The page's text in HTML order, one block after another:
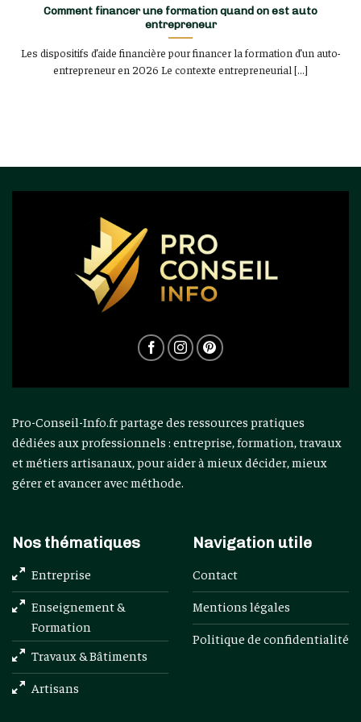
Comment financer une formation quand on est auto
entrepreneur
Les dispositifs d’aide financière pour financer la formation d’un auto-
entrepreneur en 2026 Le contexte entrepreneurial [...]
Pro-Conseil-Info.fr partage des ressources pratiques
dédiées aux professionnels : entreprise, formation, travaux
et métiers artisanaux, pour aider à mieux décider, mieux
gérer et avancer avec méthode.
Nos thématiques
Entreprise
Enseignement &
Formation
Travaux & Bâtiments
Artisans
Navigation utile
Contact
Mentions légales
Politique de confidentialité